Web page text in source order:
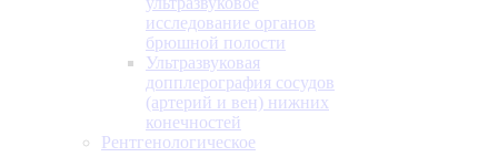
исследование органов
брюшной полости
Ультразвуковая
допплерография сосудов
(артерий и вен) нижних
конечностей
Рентгенологическое